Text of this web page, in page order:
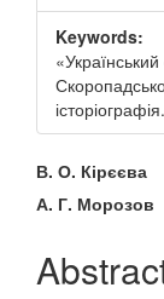
Keywords:
історіографія.
Main
Article
Content
В. О. Кірєєва
А. Г. Морозов